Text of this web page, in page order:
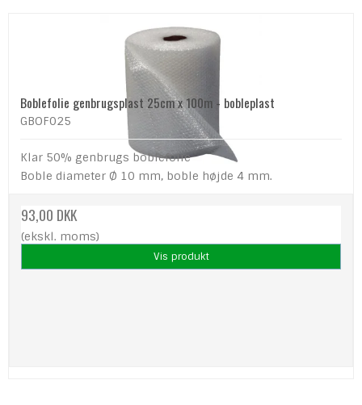
Boblefolie genbrugsplast 25cm x 100m - bobleplast
GBOF025
Klar 50% genbrugs boblefolie
Boble diameter Ø 10 mm, boble højde 4 mm.
93,00 DKK
(ekskl. moms)
Vis produkt